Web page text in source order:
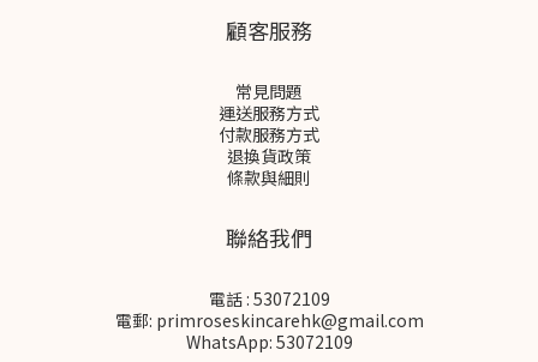
顧客服務
常見問題
運送服務方式
付款服務方式
退換貨政策
條款與細則
聯絡我們
電話 : 53072109
電郵: primroseskincarehk@gmail.com
WhatsApp: 53072109